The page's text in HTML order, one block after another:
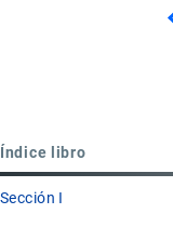
Índice libro
Sección I